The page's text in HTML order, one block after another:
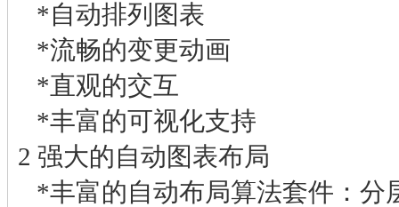
*自动排列图表
*流畅的变更动画
*直观的交互
*丰富的可视化支持
2 强大的自动图表布局
*丰富的自动布局算法套件：分